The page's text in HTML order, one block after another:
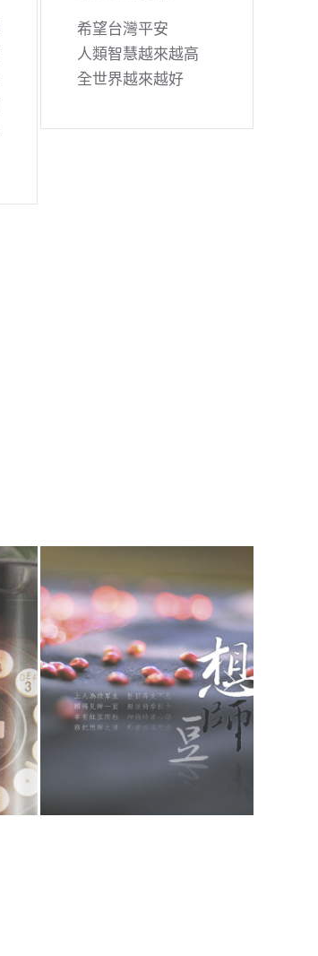
希望台灣平安
人類智慧越來越高
全世界越來越好
佛心相印想師豆
閱讀更多